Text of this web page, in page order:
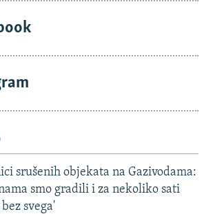
srušenih objekata na Gazivodama:
smo gradili i za nekoliko sati
svega'